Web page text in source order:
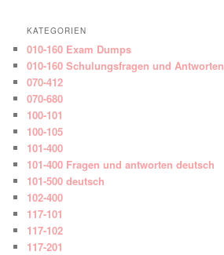
KATEGORIEN
010-160 Exam Dumps
010-160 Schulungsfragen und Antworten
070-412
070-680
100-101
100-105
101-400
101-400 Fragen und antworten deutsch
101-500 deutsch
102-400
117-101
117-102
117-201